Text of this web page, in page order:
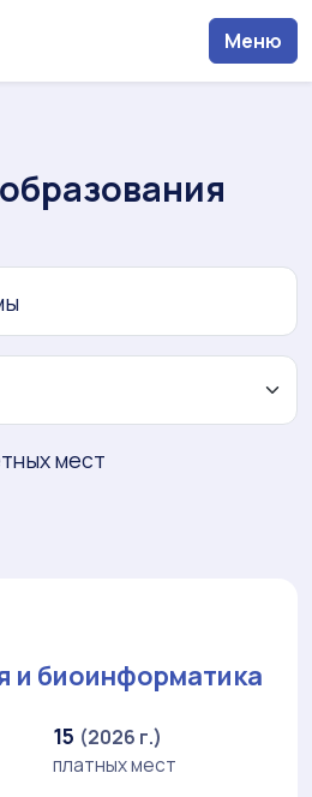
Меню
мест
и биоинформатика
15 (2026 г.)
платных мест